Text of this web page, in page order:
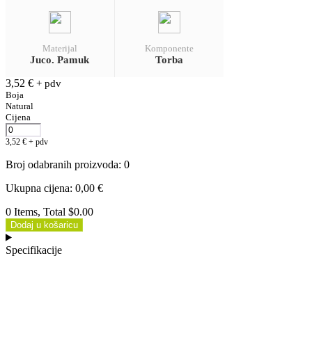
Materijal
Juco. Pamuk
Komponente
Torba
3,52 € + pdv
Boja
Natural
Cijena
3,52 € + pdv
Broj odabranih proizvoda: 0
Ukupna cijena: 0,00 €
0 Items, Total $0.00
Dodaj u košaricu
Specifikacije